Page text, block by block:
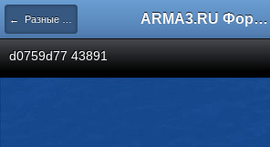
← Разные скриншоты ARMA3.RU Форум
d0759d77 43891